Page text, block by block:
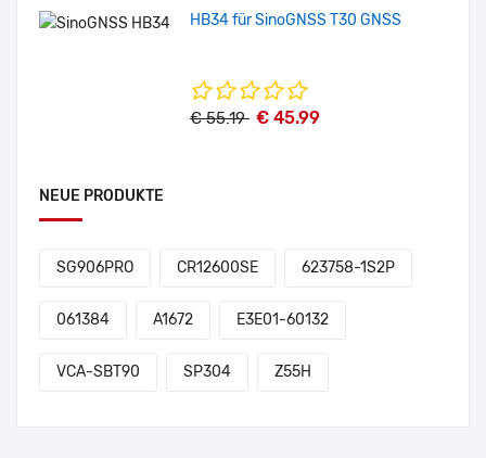
HB34 für SinoGNSS T30 GNSS
€ 55.19 € 45.99
NEUE PRODUKTE
SG906PRO CR12600SE 623758-1S2P
061384 A1672 E3E01-60132
VCA-SBT90 SP304 Z55H